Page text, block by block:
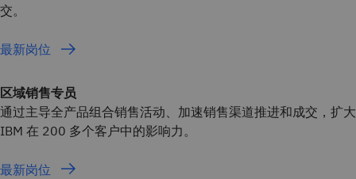
交。
最新岗位
区域销售专员
通过主导全产品组合销售活动、加速销售渠道推进和成交，扩大
IBM 在 200 多个客户中的影响力。
最新岗位